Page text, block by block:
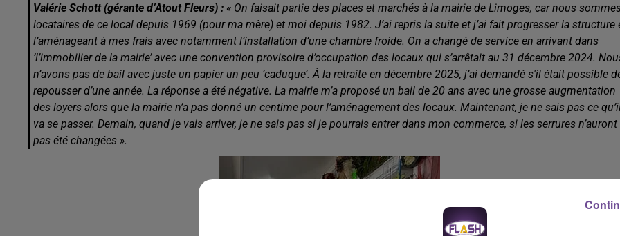
Valérie Schott (gérante d’Atout Fleurs) : « On faisait partie des places et marchés à la mairie de Limoges, car nous
locataires de ce local depuis 1969 (pour ma mère) et moi depuis 1982. J’ai repris la suite et j’ai fait progresser la structure
l’aménageant à mes frais avec notamment l’installation d’une chambre froide. On a changé de service en arrivant dans
‘l’immobilier de la mairie’ avec une convention provisoire d’occupation des locaux qui s’arrêtait au 31 décembre 2024.
n’avons pas de bail avec juste un papier un peu ‘caduque’. À la retraite en décembre 2025, j’ai demandé s'il était possible
repousser d’une année. La réponse a été négative. La mairie m’a proposé un bail de 20 ans avec une grosse augmentation
des loyers alors que la mairie n’a pas donné un centime pour l’aménagement des locaux. Maintenant, je ne sais pas ce
va se passer. Demain, quand je vais arriver, je ne sais pas si je pourrais entrer dans mon commerce, si les serrures n’auront
pas été changées ».